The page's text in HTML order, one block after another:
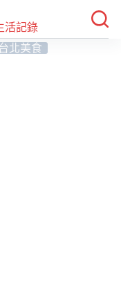
活記錄
台北美食